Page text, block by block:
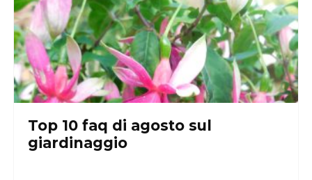
Top 10 faq di agosto sul
giardinaggio